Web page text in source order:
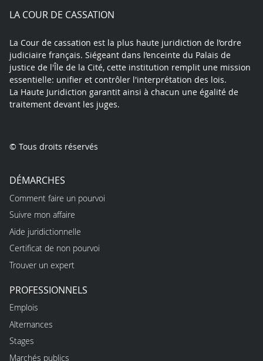
LA COUR DE CASSATION
La Cour de cassation est la plus haute juridiction de l’ordre
judiciaire français. Siégeant dans l’enceinte du Palais de
justice de l'Île de la Cité, cette institution remplit une mission
essentielle: unifier et contrôler l'interprétation des lois.
La Haute Juridiction garantit ainsi à chacun une égalité de
traitement devant les juges.
© Tous droits réservés
DÉMARCHES
Comment faire un pourvoi
Suivre mon affaire
Aide juridictionnelle
Certificat de non pourvoi
Trouver un expert
PROFESSIONNELS
Emplois
Alternances
Stages
Marchés publics